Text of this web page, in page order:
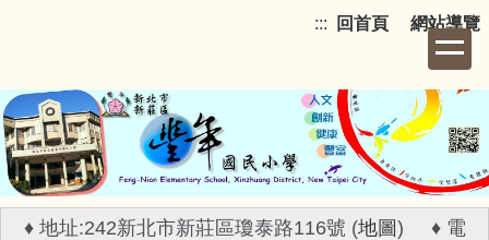
要
內
容
區
::: 回首頁 網站導覽
♦ 地址:242新北市新莊區瓊泰路116號 (地圖) ♦ 電